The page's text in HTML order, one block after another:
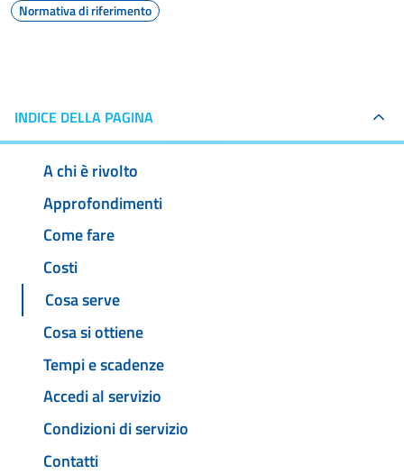
Normativa di riferimento
INDICE DELLA PAGINA
A chi è rivolto
Approfondimenti
Come fare
Costi
Cosa serve
Cosa si ottiene
Tempi e scadenze
Accedi al servizio
Condizioni di servizio
Contatti